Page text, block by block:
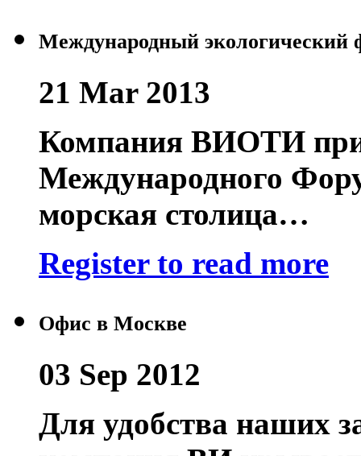
Международный экологический
21 Mar 2013
Компания ВИОТИ
Международного
морская столица…
Register to read more
Офис в Москве
03 Sep 2012
Для удобства наших